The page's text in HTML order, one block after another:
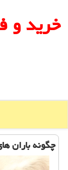
خرید و
چگونه باران